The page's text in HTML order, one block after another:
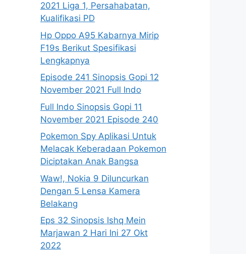
2021 Liga 1, Persahabatan,
Kualifikasi PD
Hp Oppo A95 Kabarnya Mirip
F19s Berikut Spesifikasi
Lengkapnya
Episode 241 Sinopsis Gopi 12
November 2021 Full Indo
Full Indo Sinopsis Gopi 11
November 2021 Episode 240
Pokemon Spy Aplikasi Untuk
Melacak Keberadaan Pokemon
Diciptakan Anak Bangsa
Waw!, Nokia 9 Diluncurkan
Dengan 5 Lensa Kamera
Belakang
Eps 32 Sinopsis Ishq Mein
Marjawan 2 Hari Ini 27 Okt
2022